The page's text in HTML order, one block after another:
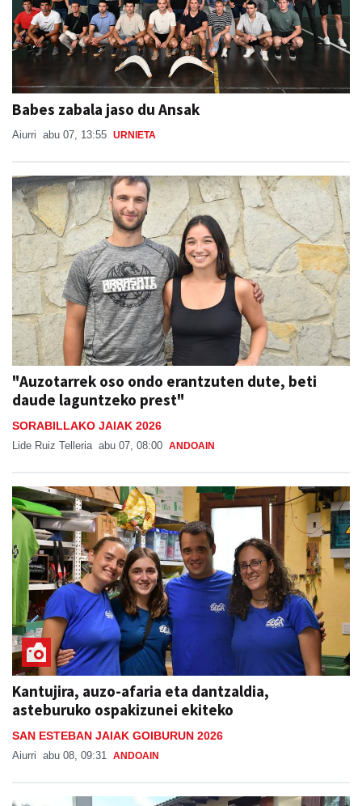
Babes zabala jaso du Ansak
Aiurri abu 07, 13:55 URNIETA
"Auzotarrek oso ondo erantzuten dute, beti
daude laguntzeko prest"
SORABILLAKO JAIAK 2026
Lide Ruiz Telleria abu 07, 08:00 ANDOAIN
Kantujira, auzo-afaria eta dantzaldia,
asteburuko ospakizunei ekiteko
SAN ESTEBAN JAIAK GOIBURUN 2026
Aiurri abu 08, 09:31 ANDOAIN